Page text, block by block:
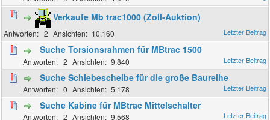
Verkaufe Mb trac1000 (Zoll-Auktion)
2 10.160
Suche Torsionsrahmen für MBtrac 1500
2 9.840
Suche Schiebescheibe für die große Baureihe
0 5.178
Suche Kabine für MBtrac Mittelschalter
2 9.568